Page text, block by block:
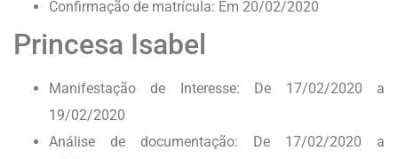
Confirmação de matrícula: Em 20/02/2020
Princesa Isabel
Manifestação de Interesse: De 17/02/2020 a
19/02/2020
Análise de documentação: De 17/02/2020 a